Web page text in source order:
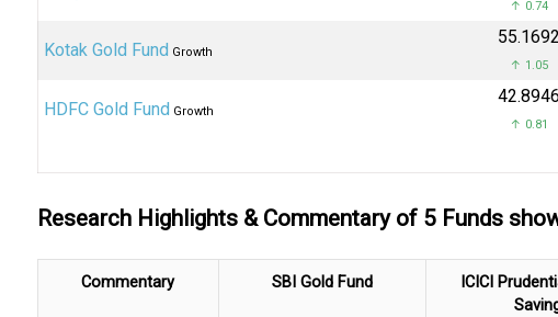
↑ 0.74
Kotak Gold Fund Growth
₹55.1692
↑ 1.05
HDFC Gold Fund Growth
₹42.8946
↑ 0.81
Research Highlights & Commentary of 5 Funds
Commentary SBI Gold Fund
ICICI